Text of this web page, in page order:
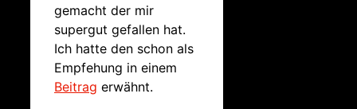
gemacht der mir
supergut gefallen hat.
Ich hatte den schon als
Empfehung in einem
Beitrag erwähnt.